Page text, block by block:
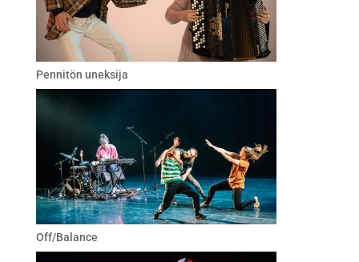
Pennitön uneksija
Off/Balance